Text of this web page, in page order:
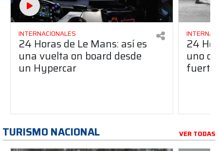
INTERNACIONALES
24 Horas de Le Mans: así es
una vuelta on board desde
un Hypercar
24
uno
TURISMO NACIONAL VER TODAS